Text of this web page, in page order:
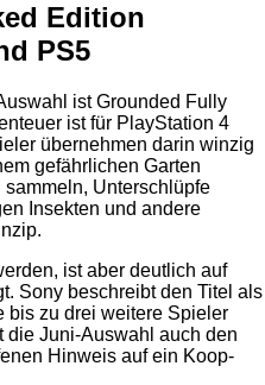
Edition
PS5
ist Grounded Fully
ist für PlayStation 4
übernehmen darin winzig
gefährlichen Garten
Unterschlüpfe
Insekten und andere
ist aber deutlich auf
Sony beschreibt den Titel als
bis zu drei weitere Spieler
die Juni-Auswahl auch den
Hinweis auf ein Koop-